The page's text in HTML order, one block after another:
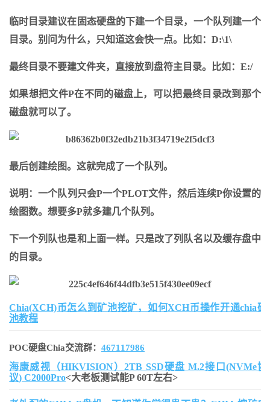
临时目录建议在固态硬盘的下建一个目录，一个队列建一个
目录。别问为什么，只知道这会快一点。比如：D:\1\
最终目录不要建文件夹，直接放到盘符主目录。比如：E:/
如果想把文件P在不同的磁盘上，可以把最终目录改到那个
磁盘就可以了。
最后创建绘图。这就完成了一个队列。
说明：一个队列只会P一个PLOT文件，然后连续P你设置的
绘图数。想要多P就多建几个队列。
下一个列队也是和上面一样。只是改了列队名以及缓存盘中
的目录。
Chia(XCH)币怎么到矿池挖矿，如何XCH币操作开通chia矿
池教程
POC硬盘Chia交流群： 467117986
海康威视（HIKVISION）2TB SSD硬盘 M.2接口(NVMe协
议) C2000Pro<大老板测试能P 60T左右>